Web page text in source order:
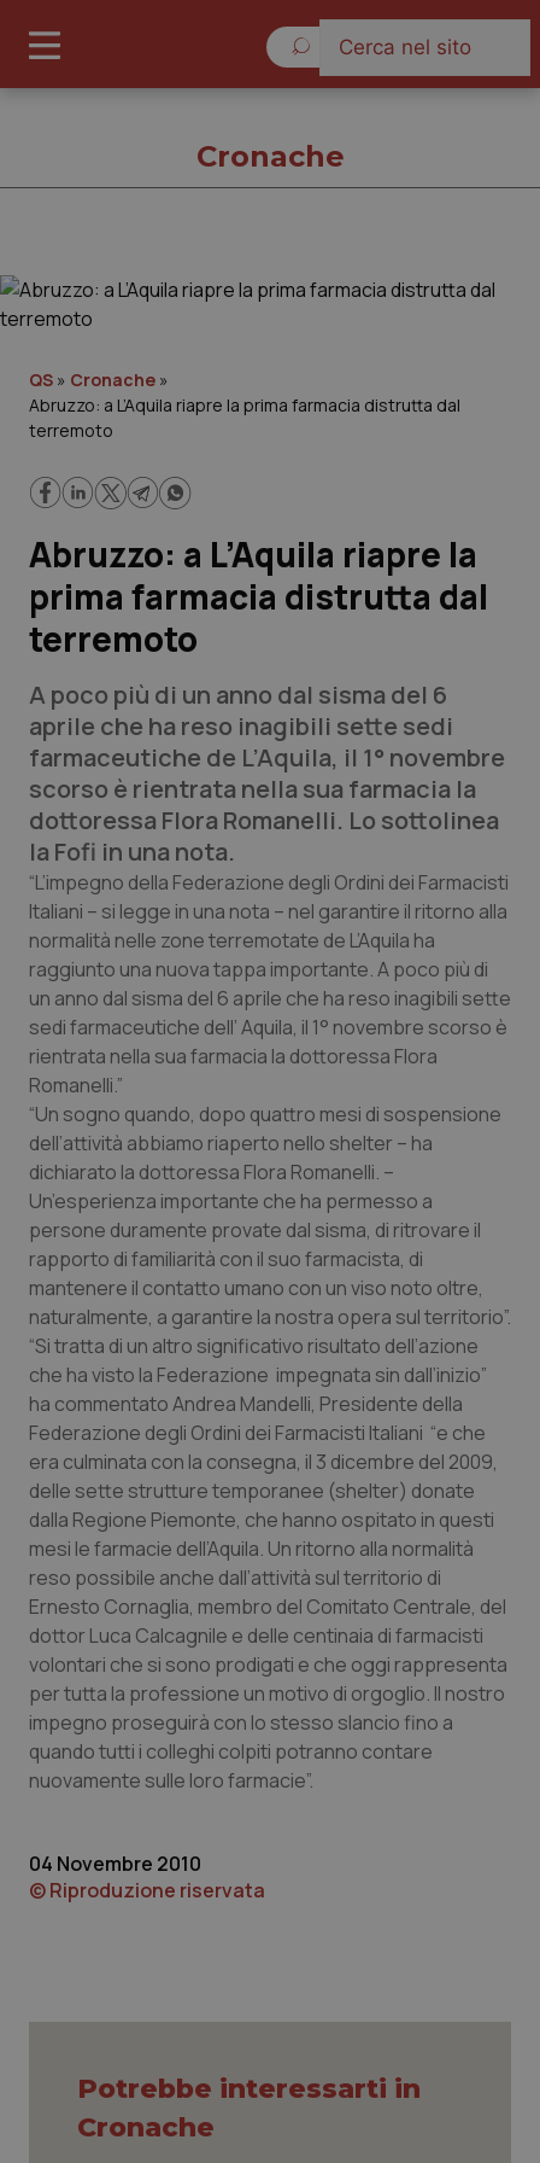
Governo e Parlamento
Regioni e Asl
Lavoro e Professioni
Scienza e Farmaci
Studi e Analisi
Lettere al direttore
Edizioni Regionali
QS Pro
Professionisti Sanitari.AI
Abruzzo
Basilicata
Calabria
Campania
Emilia-Romagna
Friuli Venezia Giulia
Lazio
Liguria
Lombardia
Marche
Molise
Piemonte
Provincia Autonoma di Bolzano
Provincia Autonoma di Trento
Puglia
Umbria
QS Pro Gold
Artrite & artrosi
Asma & BPCO
Car-T
Colesterolo & coronaropatie
Dermatite Atopica
Diabete & glucometri
Disturbi dell’umore
Dolore
Donna & Salute
Epatiti
HIV
Infezioni & Febbre
Ipertensione & Scompenso
Malattie rare
Oftalmologia
QS Club Newsletter
Cronache
QS » Cronache »
Abruzzo: a L’Aquila riapre la prima farmacia distrutta dal
terremoto
Abruzzo: a L’Aquila riapre la
prima farmacia distrutta dal
terremoto
A poco più di un anno dal sisma del 6
aprile che ha reso inagibili sette sedi
farmaceutiche de L’Aquila, il 1° novembre
scorso è rientrata nella sua farmacia la
dottoressa Flora Romanelli. Lo sottolinea
la Fofi in una nota.
“L’impegno della Federazione degli Ordini dei Farmacisti
Italiani – si legge in una nota – nel garantire il ritorno alla
normalità nelle zone terremotate de L’Aquila ha
raggiunto una nuova tappa importante. A poco più di
un anno dal sisma del 6 aprile che ha reso inagibili sette
sedi farmaceutiche dell’ Aquila, il 1° novembre scorso è
rientrata nella sua farmacia la dottoressa Flora
Romanelli.”
“Un sogno quando, dopo quattro mesi di sospensione
dell’attività abbiamo riaperto nello shelter – ha
dichiarato la dottoressa Flora Romanelli. –
Un’esperienza importante che ha permesso a
persone duramente provate dal sisma, di ritrovare il
rapporto di familiarità con il suo farmacista, di
mantenere il contatto umano con un viso noto oltre,
naturalmente, a garantire la nostra opera sul territorio”.
“Si tratta di un altro significativo risultato dell’azione
che ha visto la Federazione impegnata sin dall’inizio”
ha commentato Andrea Mandelli, Presidente della
Federazione degli Ordini dei Farmacisti Italiani “e che
era culminata con la consegna, il 3 dicembre del 2009,
delle sette strutture temporanee (shelter) donate
dalla Regione Piemonte, che hanno ospitato in questi
mesi le farmacie dell’Aquila. Un ritorno alla normalità
reso possibile anche dall’attività sul territorio di
Ernesto Cornaglia, membro del Comitato Centrale, del
dottor Luca Calcagnile e delle centinaia di farmacisti
volontari che si sono prodigati e che oggi rappresenta
per tutta la professione un motivo di orgoglio. Il nostro
impegno proseguirà con lo stesso slancio fino a
quando tutti i colleghi colpiti potranno contare
nuovamente sulle loro farmacie”.
04 Novembre 2010
© Riproduzione riservata
Potrebbe interessarti in
Cronache